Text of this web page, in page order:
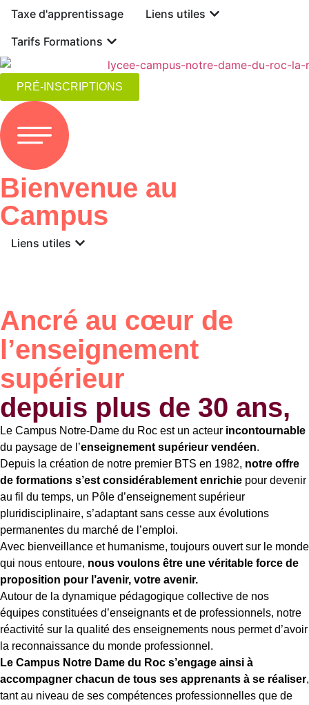
Taxe d'apprentissage
Liens utiles
Tarifs Formations
PRÉ-INSCRIPTIONS
Bienvenue au
Campus
Liens utiles
Ancré au cœur de
l’enseignement
supérieur
depuis plus de 30 ans,
Le Campus Notre-Dame du Roc est un acteur incontournable
du paysage de l’enseignement supérieur vendéen.
Depuis la création de notre premier BTS en 1982, notre offre
de formations s’est considérablement enrichie pour devenir
au fil du temps, un Pôle d’enseignement supérieur
pluridisciplinaire, s’adaptant sans cesse aux évolutions
permanentes du marché de l’emploi.
Avec bienveillance et humanisme, toujours ouvert sur le monde
qui nous entoure, nous voulons être une véritable force de
proposition pour l’avenir, votre avenir.
Autour de la dynamique pédagogique collective de nos
équipes constituées d’enseignants et de professionnels, notre
réactivité sur la qualité des enseignements nous permet d’avoir
la reconnaissance du monde professionnel.
Le Campus Notre Dame du Roc s’engage ainsi à
accompagner chacun de tous ses apprenants à se réaliser,
tant au niveau de ses compétences professionnelles que de